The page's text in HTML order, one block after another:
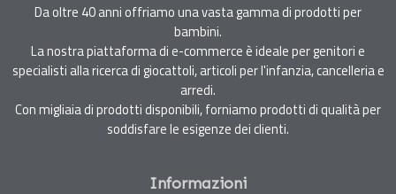
Da oltre 40 anni offriamo una vasta gamma di prodotti per
bambini.
La nostra piattaforma di e-commerce è ideale per genitori e
specialisti alla ricerca di giocattoli, articoli per l'infanzia, cancelleria e
arredi.
Con migliaia di prodotti disponibili, forniamo prodotti di qualità per
soddisfare le esigenze dei clienti.
Informazioni